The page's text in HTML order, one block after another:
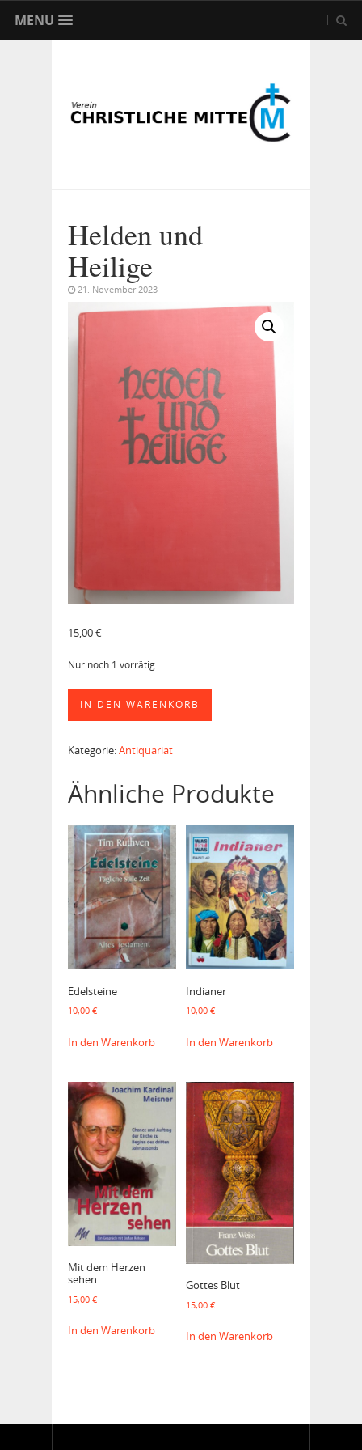
MENU
Helden und
Heilige
21. November 2023
15,00€
Nur noch 1 vorrätig
und
Menge
IN DEN WARENKORB
Kategorie:Antiquariat
Ähnliche Produkte
Edelsteine
10,00 €
In den Warenkorb
Indianer
10,00 €
In den Warenkorb
Mit dem Herzen
sehen
15,00 €
In den Warenkorb
Gottes Blut
15,00 €
In den Warenkorb